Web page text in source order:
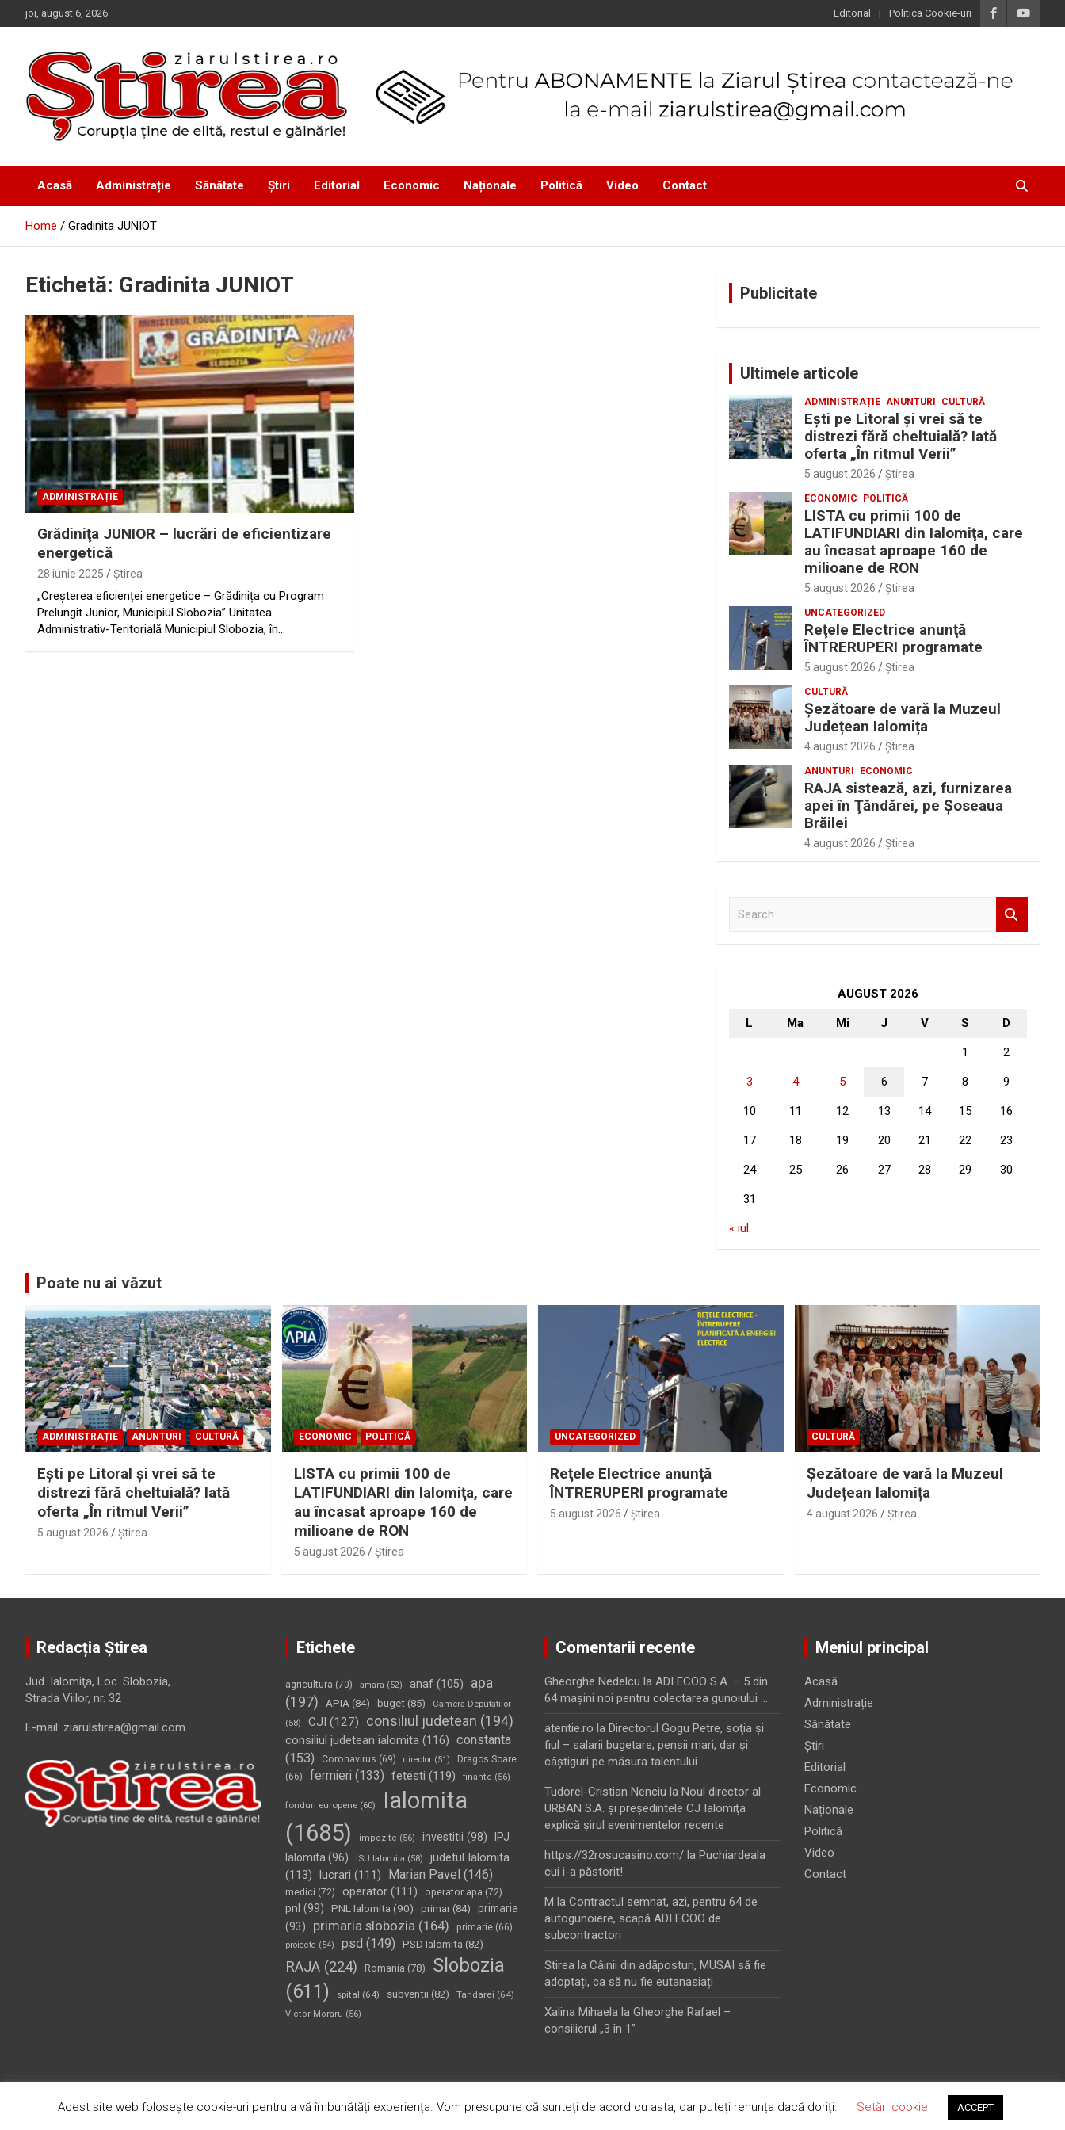
to
joi, august 6, 2026 Editorial Politica Cookie-uri
Ziarul Știrea
Acasă Administrație Sănătate Știri Editorial Economic Naționale Politică Video Contact
Home Gradinita JUNIOT
Etichetă: Gradinita JUNIOT
ADMINISTRAȚIE
Grădiniţa JUNIOR – lucrări de eficientizare
energetică
28 iunie 2025 Ştirea
„Creșterea eficienței energetice – Grădinița cu Program
Prelungit Junior, Municipiul Slobozia” Unitatea
Administrativ-Teritorială Municipiul Slobozia, în…
Publicitate
Ultimele articole
ADMINISTRAȚIE ANUNTURI CULTURĂ
Eşti pe Litoral şi vrei să te
distrezi fără cheltuială? Iată
oferta „În ritmul Verii”
5 august 2026 Ştirea
ECONOMIC POLITICĂ
LISTA cu primii 100 de
LATIFUNDIARI din Ialomiţa, care
au încasat aproape 160 de
milioane de RON
5 august 2026 Ştirea
UNCATEGORIZED
Reţele Electrice anunţă
ÎNTRERUPERI programate
5 august 2026 Ştirea
CULTURĂ
Șezătoare de vară la Muzeul
Județean Ialomița
4 august 2026 Ştirea
ANUNTURI ECONOMIC
RAJA sistează, azi, furnizarea
apei în Ţăndărei, pe Şoseaua
Brăilei
4 august 2026 Ştirea
AUGUST 2026
L Ma Mi J V S D
1 2
3 4 5 6 7 8 9
10 11 12 13 14 15 16
17 18 19 20 21 22 23
24 25 26 27 28 29 30
31
« iul.
Poate nu ai văzut
ADMINISTRAȚIE ANUNTURI CULTURĂ
Eşti pe Litoral şi vrei să te
distrezi fără cheltuială? Iată
oferta „În ritmul Verii”
5 august 2026 Ştirea
ECONOMIC POLITICĂ
LISTA cu primii 100 de
LATIFUNDIARI din Ialomiţa, care
au încasat aproape 160 de
milioane de RON
5 august 2026 Ştirea
UNCATEGORIZED
Reţele Electrice anunţă
ÎNTRERUPERI programate
5 august 2026 Ştirea
CULTURĂ
Șezătoare de vară la Muzeul
Județean Ialomița
4 august 2026 Ştirea
Redacția Știrea
Jud. Ialomiţa, Loc. Slobozia,
Strada Viilor, nr. 32
E-mail: ziarulstirea@gmail.com
Etichete
agricultura (70) amara (52) anaf(105)
apa
(197)
APIA(84) buget(85)
Camera Deputatilor
(58)
CJI (127) consiliul judetean (194)
consiliul judetean ialomita(116) constanta
(153)
Coronavirus (69) director(51)
Dragos Soare
(66)
fermieri (133) fetesti (119) finante (56)
fonduri europene(60)
Ialomita
(1685)
impozite (56) investitii (98)
IPJ
Ialomita (96) ISU Ialomita (58)
judetul Ialomita
(113) lucrari (111) Marian Pavel (146)
medici (72) operator(111) operator apa (72)
pnl (99) PNL Ialomita (90) primar(84)
primaria
(93)
primaria slobozia(164) primarie(66)
proiecte (54) psd (149) PSD Ialomita (82)
RAJA(224) Romania (78)
Slobozia
(611)
spital (64) subventii (82) Tandarei (64)
Victor Moraru (56)
Comentarii recente
Gheorghe Nedelcu la ADI ECOO S.A. – 5 din
64 maşini noi pentru colectarea gunoiului …
atentie.ro la Directorul Gogu Petre, soţia şi
fiul – salarii bugetare, pensii mari, dar şi
câştiguri pe măsura talentului…
Tudorel-Cristian Nenciu la Noul director al
URBAN S.A. şi preşedintele CJ Ialomiţa
explică şirul evenimentelor recente
https://32rosucasino.com/ la Puchiardeala
cui i-a păstorit!
M la Contractul semnat, azi, pentru 64 de
autogunoiere, scapă ADI ECOO de
subcontractori
Ştirea la Câinii din adăposturi, MUSAI să fie
adoptați, ca să nu fie eutanasiați
Xalina Mihaela la Gheorghe Rafael –
consilierul „3 în 1”
Meniul principal
Acasă
Administrație
Sănătate
Știri
Editorial
Economic
Naționale
Politică
Video
Contact
Copyright © 2026Ziarul Știrea Theme by:Theme Horse Proudly Powered by:WordPress
Acest site web folosește cookie-uri pentru a vă îmbunătăți experiența. Vom presupune că sunteți de acord cu asta, dar puteți renunța dacă doriți. Setări cookie ACCEPT